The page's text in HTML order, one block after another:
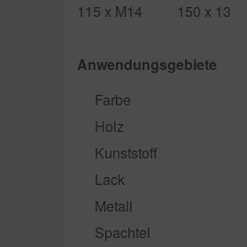
115 x M14
150 x 13
Anwendungsgebiete
Farbe
Holz
Kunststoff
Lack
Metall
Spachtel